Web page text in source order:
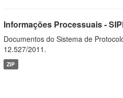
Informações Processuais -
Documentos do Sistema de
12.527/2011.
ZIP